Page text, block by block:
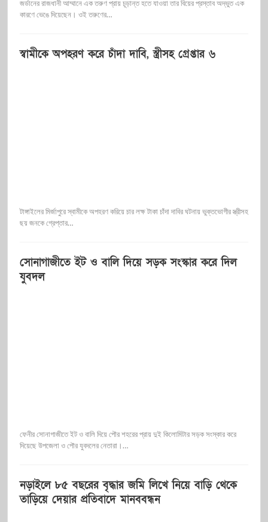
জর্ডানের রাজধানী আম্মানে এক তরুণ প্রায় চূড়ান্ত হতে যাওয়া তার বিয়ের প্রস্তাব অদ্ভুত এক
কারণে ভেঙে দিয়েছেন। ওই তরুণের…
স্বামীকে অপহরণ করে চাঁদা দাবি, স্ত্রীসহ গ্রেপ্তার ৬
টাঙ্গাইলের মির্জাপুরে স্বামীকে অপহরণ করিয়ে চার লক্ষ টাকা চাঁদা দাবির ঘটনায় ভুক্তভোগীর স্ত্রীসহ
ছয় জনকে গ্রেপ্তার…
সোনাগাজীতে ইট ও বালি দিয়ে সড়ক সংস্কার করে দিল
যুবদল
ফেনীর সোনাগাজীতে ইট ও বালি দিয়ে পৌর শহরের প্রায় দুই কিলোমিটার সড়ক সংস্কার করে
দিয়েছে উপজেলা ও পৌর যুবদলের নেতারা।…
নড়াইলে ৮৫ বছরের বৃদ্ধার জমি লিখে নিয়ে বাড়ি থেকে
তাড়িয়ে দেয়ার প্রতিবাদে মানববন্ধন